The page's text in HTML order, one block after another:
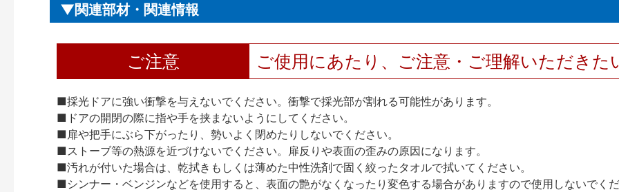
関連部材・関連情報
ご注意 ご使用にあたり、ご注意・ご理解いただきた
■採光ドアに強い衝撃を与えないでください。衝撃で採光部が割れる可能性があります。
■ドアの開閉の際に指や手を挟まないようにしてください。
■扉や把手にぶら下がったり、勢いよく閉めたりしないでください。
■ストーブ等の熱源を近づけないでください。扉反りや表面の歪みの原因になります。
■汚れが付いた場合は、乾拭きもしくは薄めた中性洗剤で固く絞ったタオルで拭いてください。
■シンナー・ベンジンなどを使用すると、表面の艶がなくなったり変色する場合がありますので使用しないでく